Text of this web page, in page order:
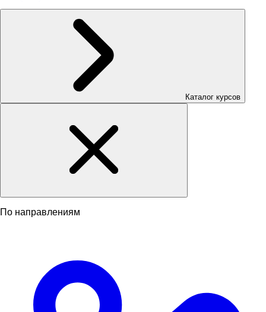
Каталог курсов
По направлениям